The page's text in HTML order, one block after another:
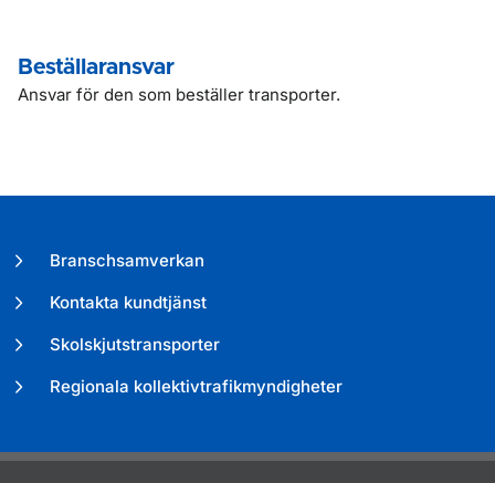
Beställaransvar
Ansvar för den som beställer transporter.
Branschsamverkan
Kontakta kundtjänst
Skolskjutstransporter
Regionala kollektivtrafikmyndigheter